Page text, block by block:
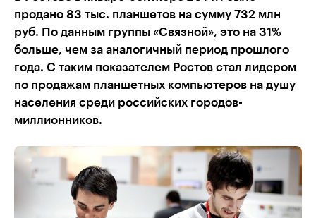
продано 83 тыс. планшетов на сумму 732 млн
руб. По данным группы «Связной», это на 31%
больше, чем за аналогичный период прошлого
года. С таким показателем Ростов стал лидером
по продажам планшетных компьютеров на душу
населения среди российских городов-
миллионников.